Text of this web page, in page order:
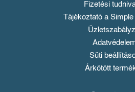
Fizetési
Tájékoztató a Simple
Süti
Árkötött